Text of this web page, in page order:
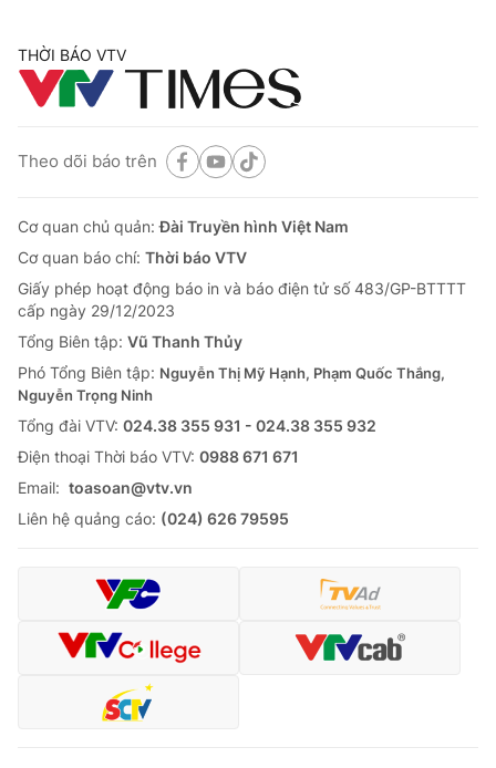
THỜI BÁO VTV
Theo dõi báo trên
Cơ quan chủ quản:Đài Truyền hình Việt Nam
Cơ quan báo chí: Thời báo VTV
Giấy phép hoạt động báo in và báo điện tử số 483/GP-BTTTT
cấp ngày 29/12/2023
Tổng Biên tập: Vũ Thanh Thủy
Phó Tổng Biên tập: Nguyễn Thị Mỹ Hạnh, Phạm Quốc Thắng,
Nguyễn Trọng Ninh
Tổng đài VTV: 024.38 355 931 - 024.38 355 932
Ðiện thoại Thời báo VTV: 0988 671 671
Email: toasoan@vtv.vn
Liên hệ quảng cáo: (024) 626 79595